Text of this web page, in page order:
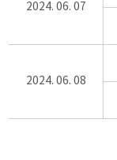
2024. 06. 07
2024. 06. 08